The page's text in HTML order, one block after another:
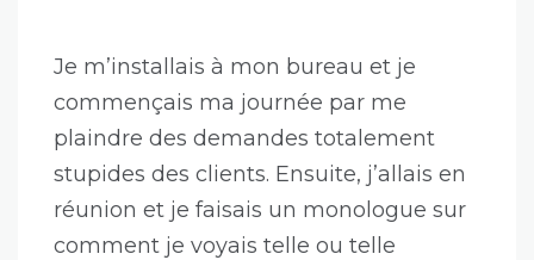
Je m’installais à mon bureau et je
commençais ma journée par me
plaindre des demandes totalement
stupides des clients. Ensuite, j’allais en
réunion et je faisais un monologue sur
comment je voyais telle ou telle